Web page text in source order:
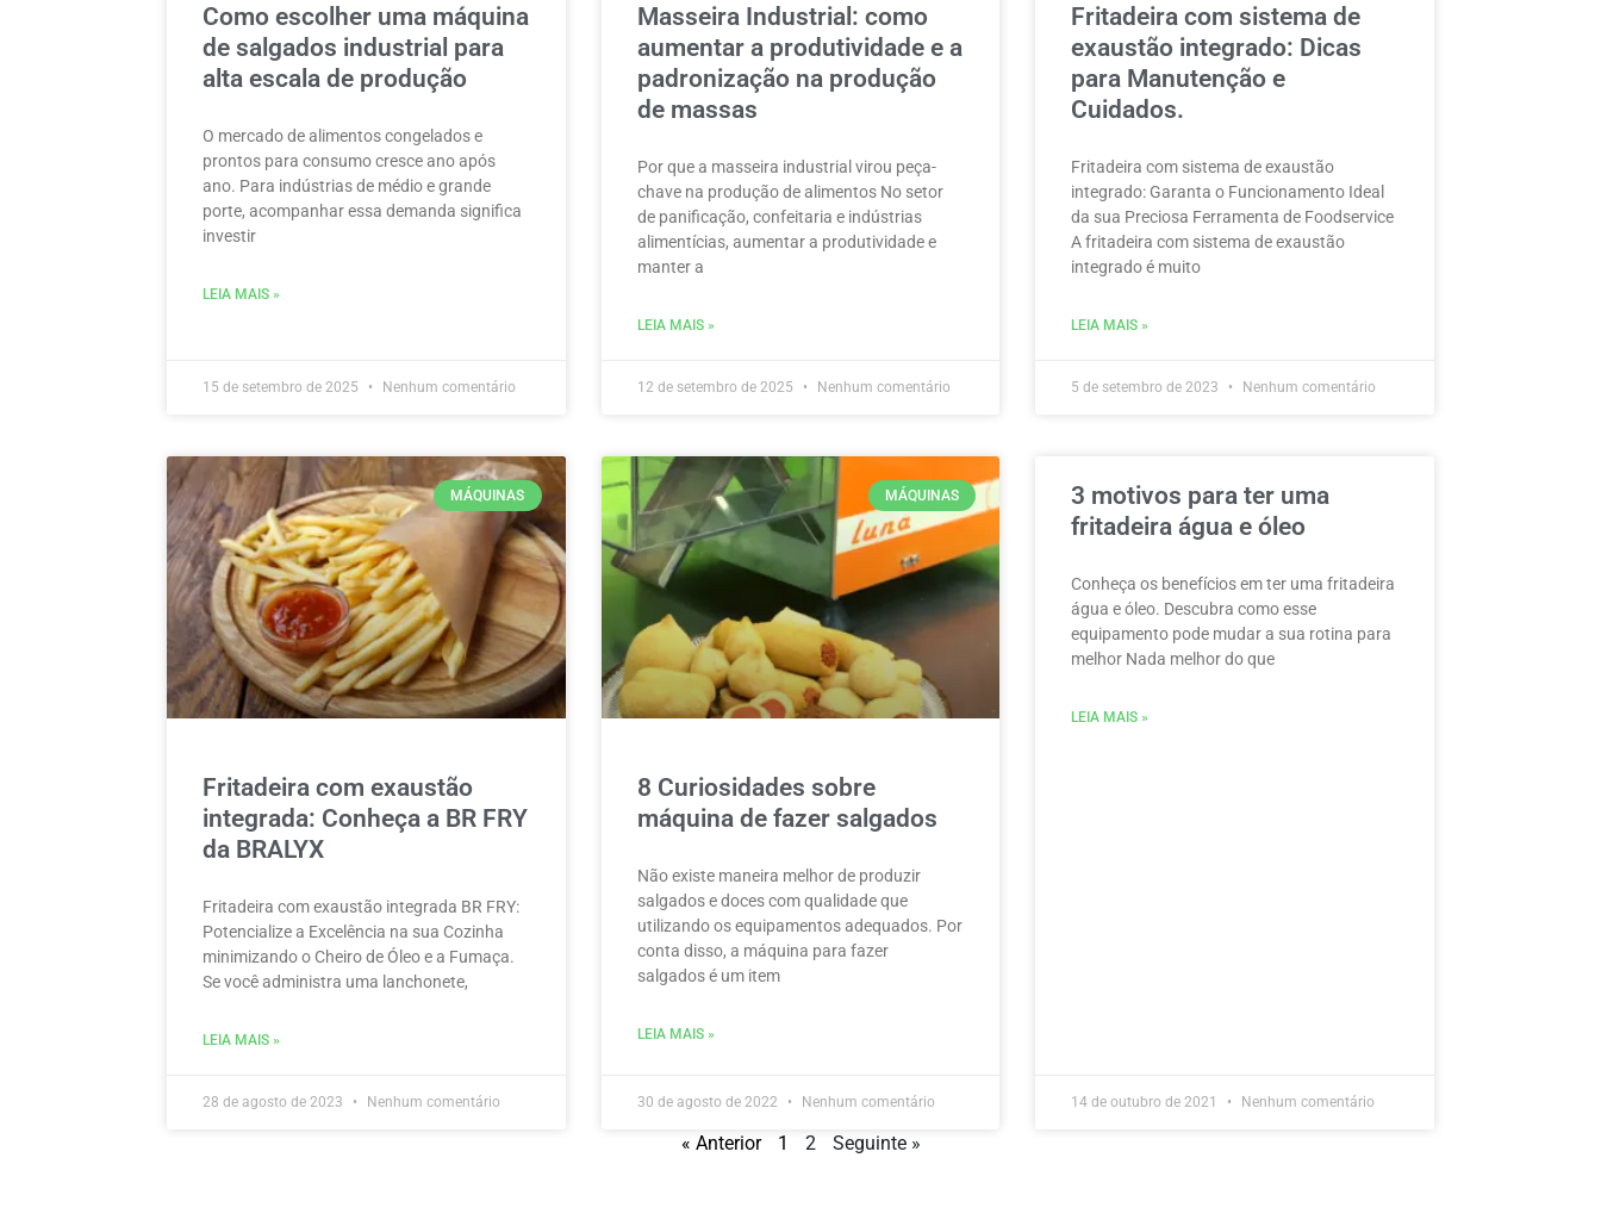
Como escolher uma máquina
de salgados industrial para
alta escala de produção
O mercado de alimentos congelados e
prontos para consumo cresce ano após
ano. Para indústrias de médio e grande
porte, acompanhar essa demanda significa
investir
LEIA MAIS »
15 de setembro de 2025 Nenhum comentário
Masseira Industrial: como
aumentar a produtividade e a
padronização na produção
de massas
Por que a masseira industrial virou peça-
chave na produção de alimentos No setor
de panificação, confeitaria e indústrias
alimentícias, aumentar a produtividade e
manter a
LEIA MAIS »
12 de setembro de 2025 Nenhum comentário
Fritadeira com sistema de
exaustão integrado: Dicas
para Manutenção e
Cuidados.
Fritadeira com sistema de exaustão
integrado: Garanta o Funcionamento Ideal
da sua Preciosa Ferramenta de Foodservice
A fritadeira com sistema de exaustão
integrado é muito
LEIA MAIS »
5 de setembro de 2023 Nenhum comentário
MÁQUINAS
Fritadeira com exaustão
integrada: Conheça a BR FRY
da BRALYX
Fritadeira com exaustão integrada BR FRY:
Potencialize a Excelência na sua Cozinha
minimizando o Cheiro de Óleo e a Fumaça.
Se você administra uma lanchonete,
LEIA MAIS »
28 de agosto de 2023 Nenhum comentário
MÁQUINAS
8 Curiosidades sobre
máquina de fazer salgados
Não existe maneira melhor de produzir
salgados e doces com qualidade que
utilizando os equipamentos adequados. Por
conta disso, a máquina para fazer
salgados é um item
LEIA MAIS »
30 de agosto de 2022 Nenhum comentário
3 motivos para ter uma
fritadeira água e óleo
Conheça os benefícios em ter uma fritadeira
água e óleo. Descubra como esse
equipamento pode mudar a sua rotina para
melhor Nada melhor do que
LEIA MAIS »
14 de outubro de 2021 Nenhum comentário
« Anterior 1 2 Seguinte »